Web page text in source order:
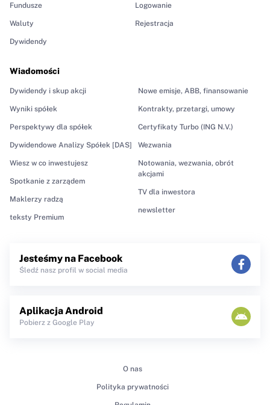
Fundusze
Waluty
Dywidendy
Wiadomości
Dywidendy i skup akcji
Wyniki spółek
Perspektywy dla spółek
Dywidendowe Analizy Spółek [DAS]
Wiesz w co inwestujesz
Spotkanie z zarządem
Maklerzy radzą
teksty Premium
Nowe emisje, ABB, finansowanie
Kontrakty, przetargi, umowy
Certyfikaty Turbo (ING N.V.)
Wezwania
Notowania, wezwania, obrót
akcjami
TV dla inwestora
newsletter
Logowanie
Rejestracja
Jesteśmy na Facebook
Śledź nasz profil w social media
Aplikacja Android
Pobierz z Google Play
O nas
Polityka prywatności